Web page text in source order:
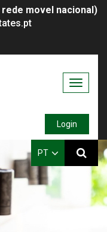
rede movel nacional)
Toggle
Login
PT